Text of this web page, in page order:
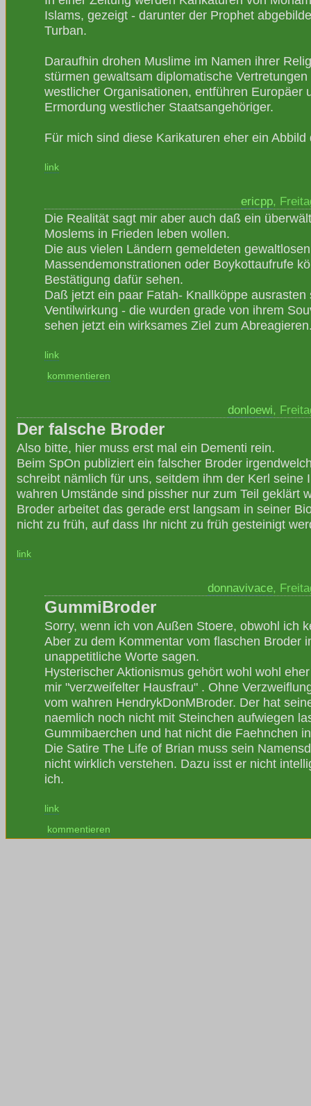
Islams, gezeigt - darunter der Prophet
Turban.
Daraufhin drohen Muslime im Namen ihrer
stürmen gewaltsam diplomatische
westlicher Organisationen, entführen Europäer
Ermordung westlicher Staatsangehöriger.
Für mich sind diese Karikaturen eher ein Abbild
link
ericpp,
Die Realität sagt mir aber auch daß ein
Moslems in Frieden leben wollen.
Die aus vielen Ländern gemeldeten gewaltlosen
Massendemonstrationen oder Boykottaufrufe
Bestätigung dafür sehen.
Daß jetzt ein paar Fatah- Knallköppe ausrasten
Ventilwirkung - die wurden grade von ihrem
sehen jetzt ein wirksames Ziel zum
link
kommentieren
donloewi,
Der falsche Broder
Also bitte, hier muss erst mal ein Dementi rein.
Beim SpOn publiziert ein falscher Broder
schreibt nämlich für uns, seitdem ihm der Kerl seine
wahren Umstände sind pissher nur zum Teil geklärt
Broder arbeitet das gerade erst langsam in seiner
nicht zu früh, auf dass Ihr nicht zu früh gesteinigt
link
donnavivace,
GummiBroder
Sorry, wenn ich von Außen Stoere, obwohl ich
Aber zu dem Kommentar vom flaschen Broder
unappetitliche Worte sagen.
Hysterischer Aktionismus gehört wohl wohl
mir "verzweifelter Hausfrau" . Ohne
vom wahren HendrykDonMBroder. Der hat
naemlich noch nicht mit Steinchen aufwiegen
Gummibaerchen und hat nicht die Faehnchen
Die Satire The Life of Brian muss sein
nicht wirklich verstehen. Dazu isst er nicht
ich.
link
kommentieren